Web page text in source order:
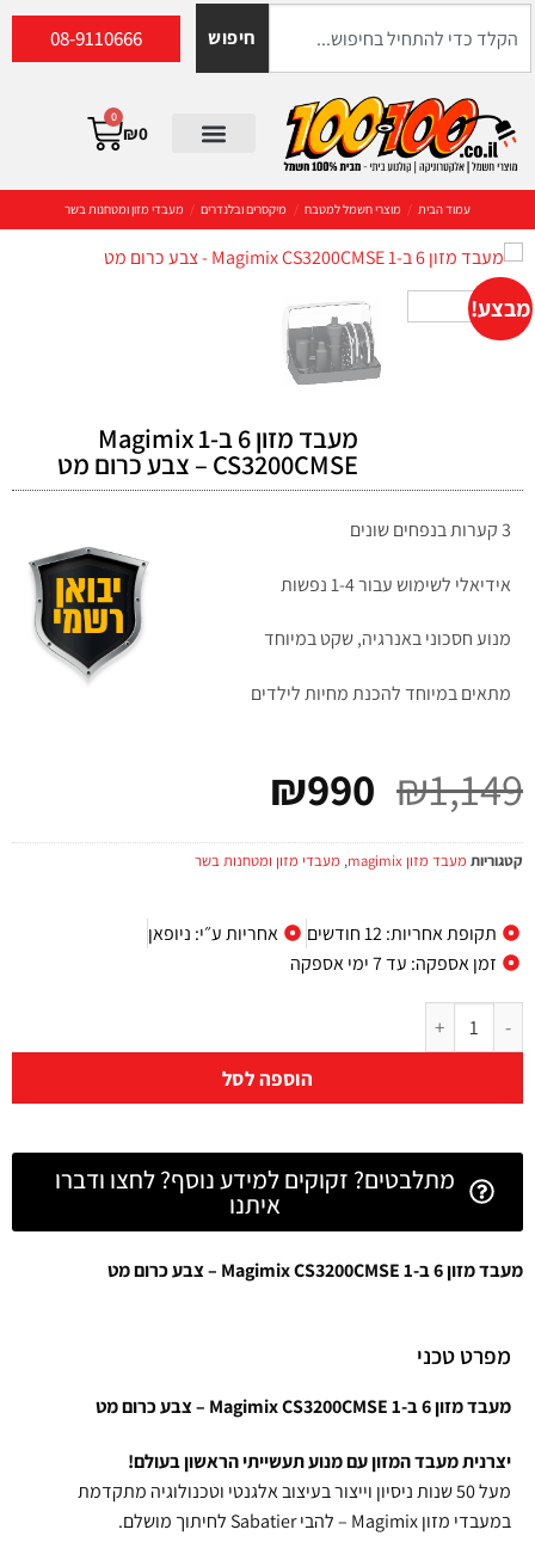
חיפוש 08-9110666
₪0
0
עמוד הבית / מוצרי חשמל למטבח / מיקסרים ובלנדרים / מעבדי מזון ומטחנות בשר
מבצע!
מעבד מזון 6 ב-1 Magimix
CS3200CMSE – צבע כרום מט
3 קערות בנפחים שונים
אידיאלי לשימוש עבור 1-4 נפשות
מנוע חסכוני באנרגיה, שקט במיוחד
מתאים במיוחד להכנת מחיות לילדים
₪1,149
₪990
קטגוריות מעבד מזון magimix , מעבדי מזון ומטחנות בשר
תקופת אחריות: 12 חודשים
אחריות ע״י: ניופאן
זמן אספקה: עד 7 ימי אספקה
הוספה לסל
מתלבטים? זקוקים למידע נוסף? לחצו ודברו
איתנו
מעבד מזון 6 ב-1 Magimix CS3200CMSE – צבע כרום מט
מפרט טכני
מעבד מזון 6 ב-1 Magimix CS3200CMSE – צבע כרום מט
יצרנית מעבד המזון עם מנוע תעשייתי הראשון בעולם!
מעל 50 שנות ניסיון וייצור בעיצוב אלגנטי וטכנולוגיה מתקדמת
במעבדי מזון Magimix – להבי Sabatier לחיתוך מושלם.